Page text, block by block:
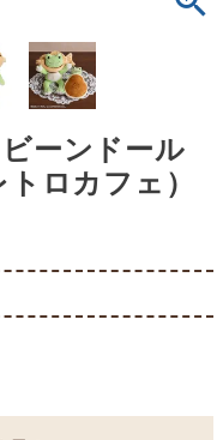
ーンドール
ロカフェ）